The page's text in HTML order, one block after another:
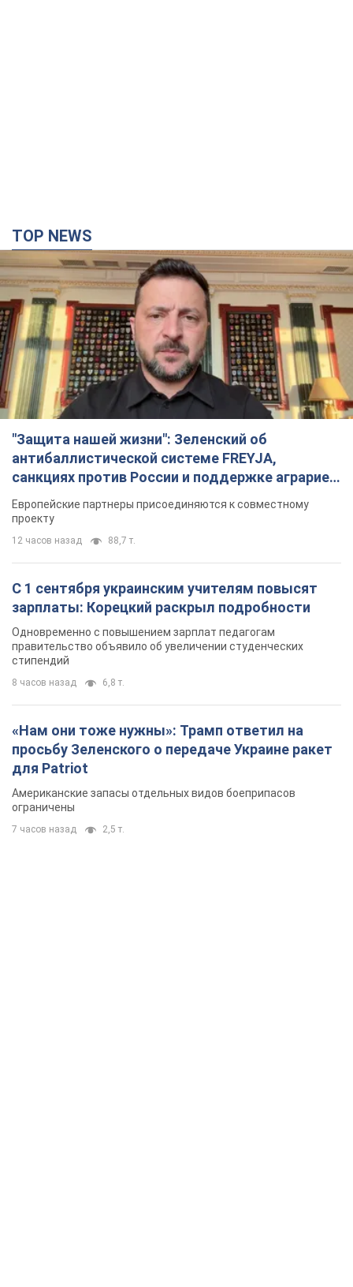
TOP NEWS
"Защита нашей жизни": Зеленский об
антибаллистической системе FREYJA,
санкциях против России и поддержке аграриев.
Видео
Европейские партнеры присоединяются к совместному
проекту
12 часов назад 88,7 т.
С 1 сентября украинским учителям повысят
зарплаты: Корецкий раскрыл подробности
Одновременно с повышением зарплат педагогам
правительство объявило об увеличении студенческих
стипендий
8 часов назад 6,8 т.
«Нам они тоже нужны»: Трамп ответил на
просьбу Зеленского о передаче Украине ракет
для Patriot
Американские запасы отдельных видов боеприпасов
ограничены
7 часов назад 2,5 т.